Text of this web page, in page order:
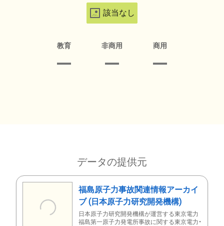
該当なし
教育 非商用 商用
データの提供元
福島原子力事故関連情報アーカイ
ブ (日本原子力研究開発機構)
日本原子力研究開発機構が運営する東京電力
福島第一原子力発電所事故に関する東京電力・